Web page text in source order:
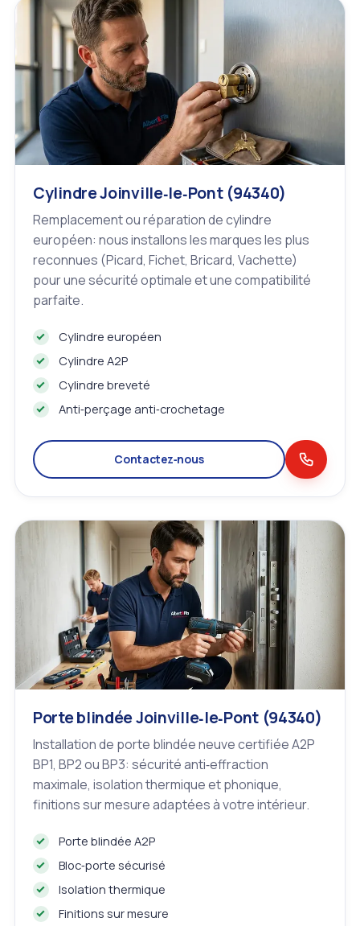
Cylindre Joinville‑le‑Pont (94340)
Remplacement ou réparation de cylindre
européen: nous installons les marques les plus
reconnues (Picard, Fichet, Bricard, Vachette)
pour une sécurité optimale et une compatibilité
parfaite.
Cylindre européen
Cylindre A2P
Cylindre breveté
Anti‑perçage anti‑crochetage
Contactez‑nous
Porte blindée Joinville‑le‑Pont (94340)
Installation de porte blindée neuve certifiée A2P
BP1, BP2 ou BP3: sécurité anti‑effraction
maximale, isolation thermique et phonique,
finitions sur mesure adaptées à votre intérieur.
Porte blindée A2P
Bloc‑porte sécurisé
Isolation thermique
Finitions sur mesure